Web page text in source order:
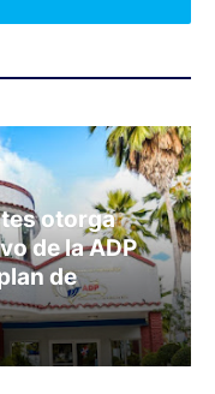
otorga
de la ADP
de